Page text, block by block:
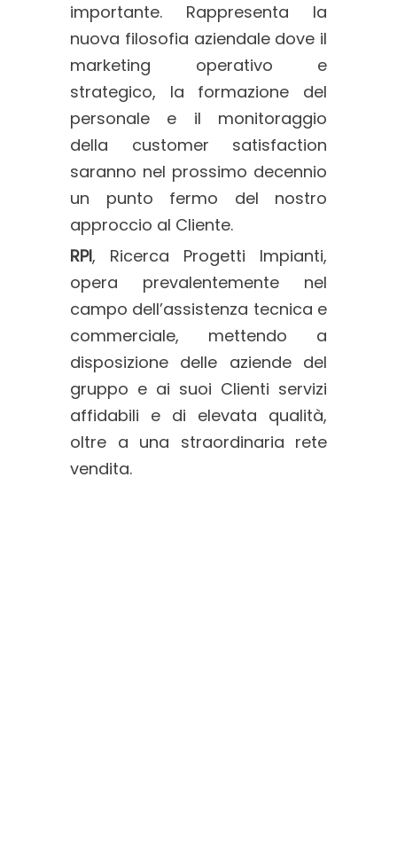
importante. Rappresenta la
nuova filosofia aziendale dove il
marketing operativo e
strategico, la formazione del
personale e il monitoraggio
della customer satisfaction
saranno nel prossimo decennio
un punto fermo del nostro
approccio al Cliente.
RPI, Ricerca Progetti Impianti,
opera prevalentemente nel
campo dell’assistenza tecnica e
commerciale, mettendo a
disposizione delle aziende del
gruppo e ai suoi Clienti servizi
affidabili e di elevata qualità,
oltre a una straordinaria rete
vendita.